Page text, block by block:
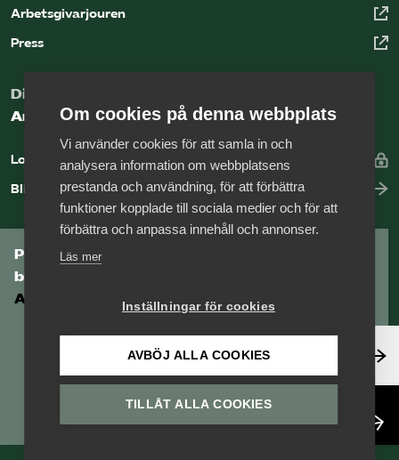
Arbetsgivarjouren
Press
Digital kunskapsbank för arbetsgivare
Arbetsgivarguiden
Logga in
Bli medlem
Prenumerera på Tågföretagens
branschnyhetsbrev
Aktuell info direkt i din inkorg.
Anmäl dig här
Om cookies på denna webbplats
Vi använder cookies för att samla in och
analysera information om webbplatsens
prestanda och användning, för att förbättra
funktioner kopplade till sociala medier och för att
förbättra och anpassa innehåll och annonser.
Läs mer
Inställningar för cookies
AVBÖJ ALLA COOKIES
TILLÅT ALLA COOKIES